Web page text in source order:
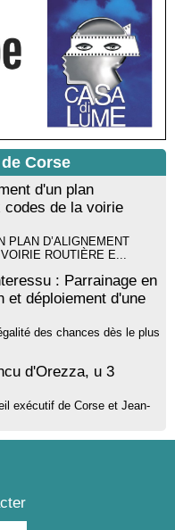
Luciani autour de son
- Mediateca territuriale di
par Annik Meschinet,
sonore, vocale,
di Santa Lucia di
peinture animé
di Santa Lucia di
Corse
d'un plan
codes de la voirie
PLAN D’ALIGNEMENT
ROUTIÈRE E...
: Parrainage en
et déploiement d'une
des chances dès le plus
d'Orezza, u 3
exécutif de Corse et Jean-